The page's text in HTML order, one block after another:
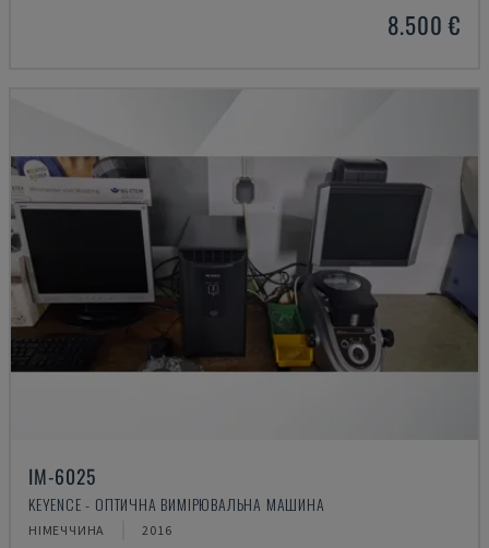
8.500 €
IM-6025
KEYENCE - ОПТИЧНА ВИМІРЮВАЛЬНА МАШИНА
НІМЕЧЧИНА 2016